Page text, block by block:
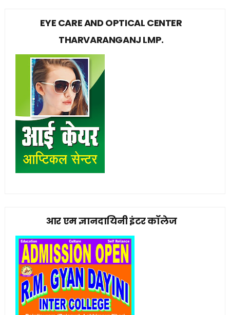
EYE CARE AND OPTICAL CENTER
THARVARANGANJ LMP.
आर एम ज्ञानदायिनी इंटर कॉलेज